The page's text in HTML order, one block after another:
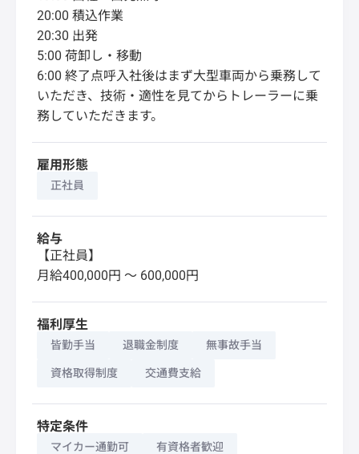
20:00 積込作業
20:30 出発
5:00 荷卸し・移動
6:00 終了点呼入社後はまず大型車両から乗務して
いただき、技術・適性を見てからトレーラーに乗
務していただきます。
雇用形態
正社員
給与
【正社員】
月給400,000円 〜 600,000円
福利厚生
皆勤手当 退職金制度 無事故手当
資格取得制度 交通費支給
特定条件
マイカー通勤可 有資格者歓迎